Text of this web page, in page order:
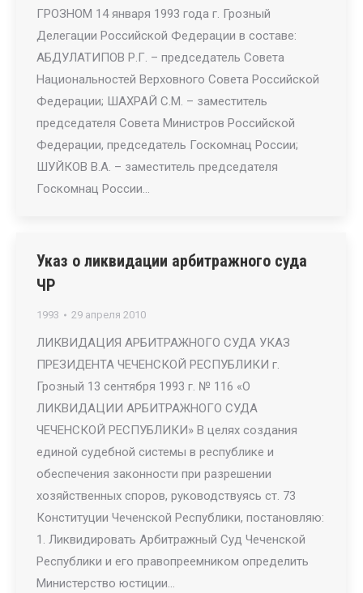
ГРОЗНОМ 14 января 1993 года г. Грозный
Делегации Российской Федерации в составе:
АБДУЛАТИПОВ Р.Г. – председатель Совета
Национальностей Верховного Совета Российской
Федерации; ШАХРАЙ С.М. – заместитель
председателя Совета Министров Российской
Федерации, председатель Госкомнац России;
ШУЙКОВ В.А. – заместитель председателя
Госкомнац России…
Указ о ликвидации арбитражного суда
ЧР
1993 29 апреля 2010
ЛИКВИДАЦИЯ АРБИТРАЖНОГО СУДА УКАЗ
ПРЕЗИДЕНТА ЧЕЧЕНСКОЙ РЕСПУБЛИКИ г.
Грозный 13 сентября 1993 г. № 116 «О
ЛИКВИДАЦИИ АРБИТРАЖНОГО СУДА
ЧЕЧЕНСКОЙ РЕСПУБЛИКИ» В целях создания
единой судебной системы в республике и
обеспечения законности при разрешении
хозяйственных споров, руководствуясь ст. 73
Конституции Чеченской Республики, постановляю:
1. Ликвидировать Арбитражный Суд Чеченской
Республики и его правопреемником определить
Министерство юстиции…